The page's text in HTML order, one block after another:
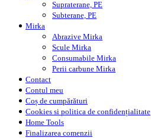
Supraterane, PE
Subterane, PE
Mirka
Abrazive Mirka
Scule Mirka
Consumabile Mirka
Perii carbune Mirka
Contact
Contul meu
Coș de cumpărături
Cookies si politica de confidențialitate
Home Tools
Finalizarea comenzii